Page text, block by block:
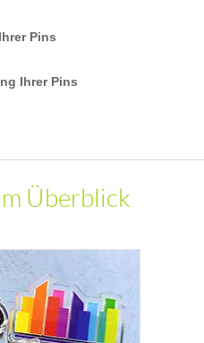
Pins
Ihrer Pins
Überblick